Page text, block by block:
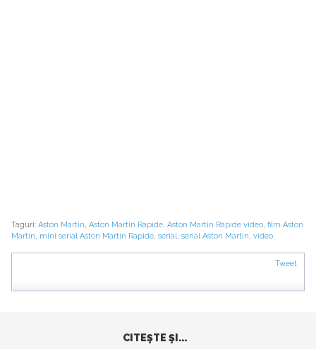
Taguri: Aston Martin, Aston Martin Rapide, Aston Martin Rapide video, film Aston
Martin, mini serial Aston Martin Rapide, serial, serial Aston Martin, video
Tweet
CITEŞTE ŞI...